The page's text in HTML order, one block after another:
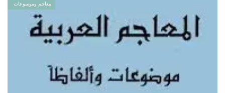
معاجم وموسوعات